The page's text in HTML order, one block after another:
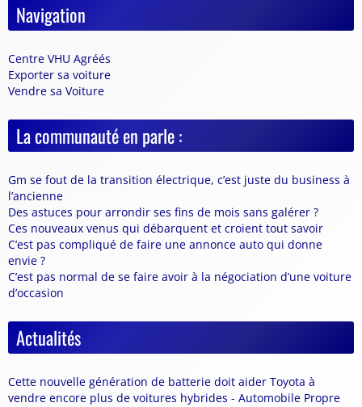
Navigation
Centre VHU Agréés
Exporter sa voiture
Vendre sa Voiture
La communauté en parle :
Gm se fout de la transition électrique, c’est juste du business à
l’ancienne
Des astuces pour arrondir ses fins de mois sans galérer ?
Ces nouveaux venus qui débarquent et croient tout savoir
C’est pas compliqué de faire une annonce auto qui donne
envie ?
C’est pas normal de se faire avoir à la négociation d’une voiture
d’occasion
Actualités
Cette nouvelle génération de batterie doit aider Toyota à
vendre encore plus de voitures hybrides - Automobile Propre